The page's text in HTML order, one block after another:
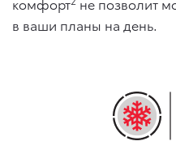
в ваши планы на день.